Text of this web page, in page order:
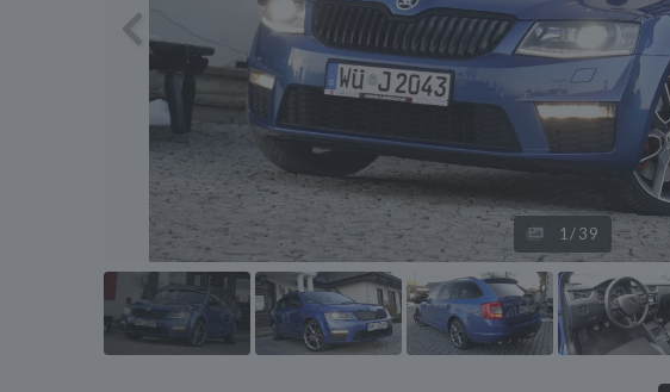
Previous
1/39